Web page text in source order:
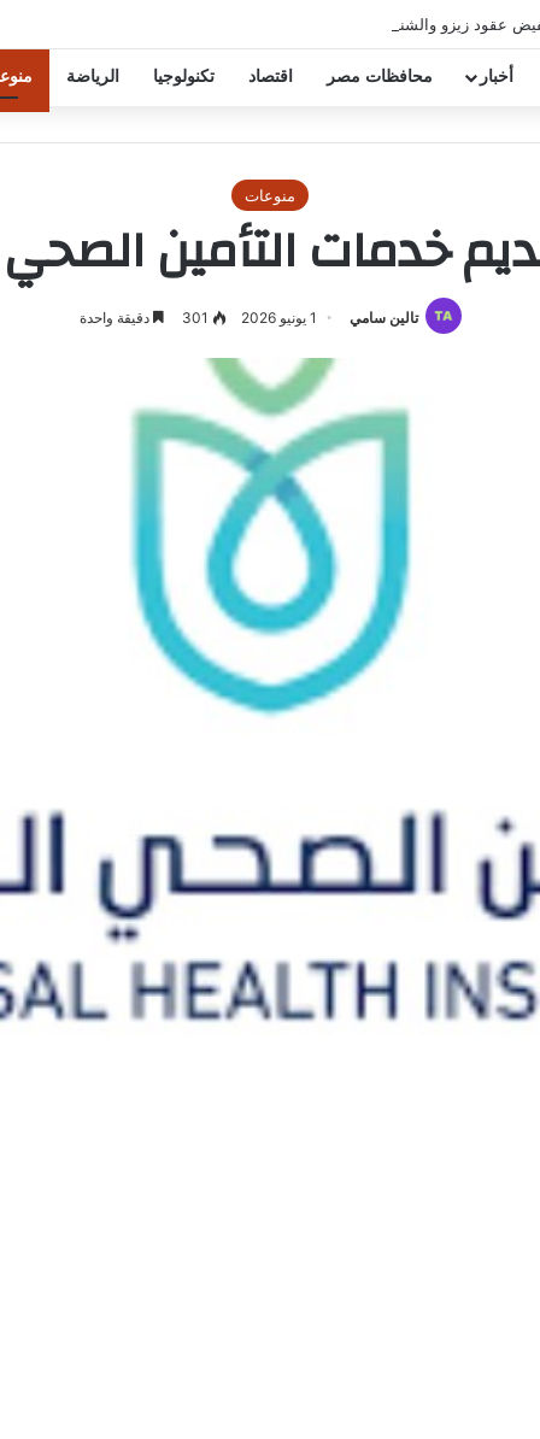
عقود زيزو والشناوي
أخبار محافظات مصر اقتصاد تكنولوجيا الرياضة
منوعات
خدمات التأمين
تالين سامي 1 يونيو 2026 301 دقيقة واحدة